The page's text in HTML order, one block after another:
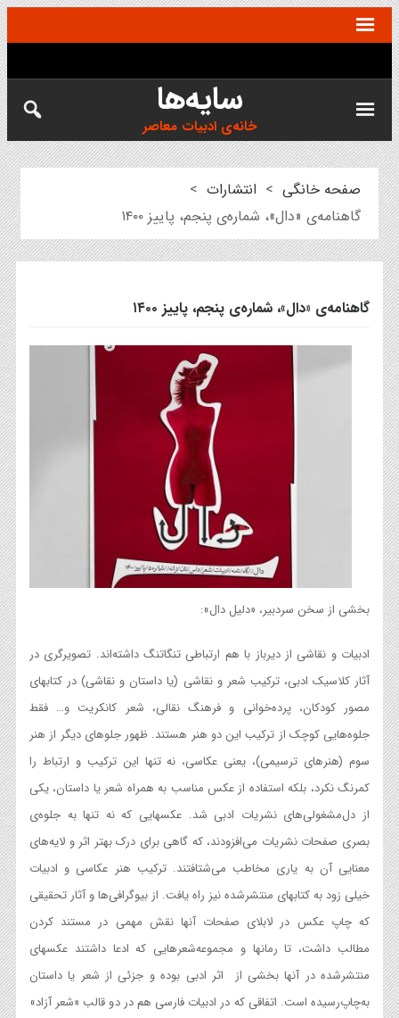
سایه‌ها
خانه‌ی ادبیات معاصر
صفحه خانگی > انتشارات >
گاهنامه‌ی «دال»، شماره‌ی پنجم، پاییز ۱۴۰۰
گاهنامه‌ی «دال»، شماره‌ی پنجم، پاییز ۱۴۰۰
بخشی از سخن سردبیر، «دلیل دال»:
ادبیات و نقاشی از دیرباز با هم ارتباطی تنگاتنگ داشته‌اند. تصویرگری در
آثار کلاسیک ادبی، ترکیب شعر و نقاشی (یا داستان و نقاشی) در کتابهای
مصور کودکان، پرده‌خوانی و فرهنگ نقالی، شعر کانکریت و… فقط
جلوه‌هایی کوچک از ترکیب این دو هنر هستند. ظهور جلوهای دیگر از هنر
سوم (هنرهای ترسیمی)، یعنی عکاسی، نه تنها این ترکیب و ارتباط را
کمرنگ نکرد، بلکه استفاده از عکس مناسب به همراه شعر یا داستان، یکی
از دل‌مشغولی‌های نشریات ادبی شد. عکسهایی که نه تنها به جلوه‌ی
بصری صفحات نشریات می‌افزودند، که گاهی برای درک بهتر اثر و لایه‌های
معنایی آن به یاری مخاطب می‌شتافتند. ترکیب هنر عکاسی و ادبیات
خیلی زود به کتابهای منتشرشده نیز راه یافت. از بیوگرافی‌ها و آثار تحقیقی
که چاپ عکس در لابلای صفحات آنها نقش مهمی در مستند کردن
مطالب داشت، تا رمانها و مجموعه‌شعرهایی که ادعا داشتند عکسهای
منتشرشده در آنها بخشی از اثر ادبی بوده و جزئی از شعر یا داستان
به‌چاپ‌رسیده است. اتفاقی که در ادبیات فارسی هم در دو قالب «شعر آزاد»